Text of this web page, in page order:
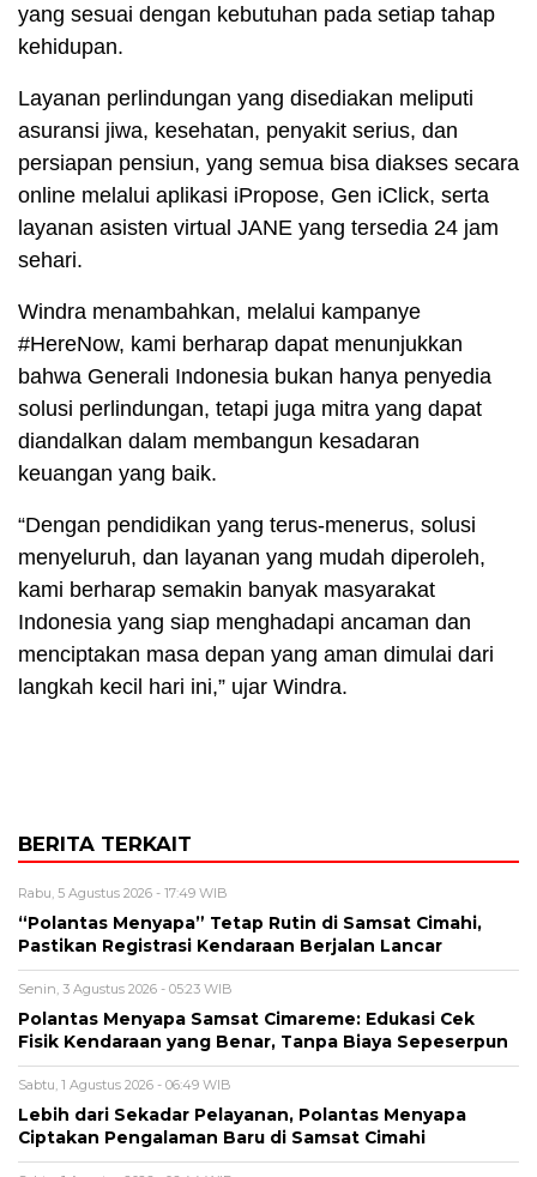
yang sesuai dengan kebutuhan pada setiap tahap
kehidupan.
Layanan perlindungan yang disediakan meliputi
asuransi jiwa, kesehatan, penyakit serius, dan
persiapan pensiun, yang semua bisa diakses secara
online melalui aplikasi iPropose, Gen iClick, serta
layanan asisten virtual JANE yang tersedia 24 jam
sehari.
Windra menambahkan, melalui kampanye
#HereNow, kami berharap dapat menunjukkan
bahwa Generali Indonesia bukan hanya penyedia
solusi perlindungan, tetapi juga mitra yang dapat
diandalkan dalam membangun kesadaran
keuangan yang baik.
“Dengan pendidikan yang terus-menerus, solusi
menyeluruh, dan layanan yang mudah diperoleh,
kami berharap semakin banyak masyarakat
Indonesia yang siap menghadapi ancaman dan
menciptakan masa depan yang aman dimulai dari
langkah kecil hari ini,” ujar Windra.
BERITA TERKAIT
Rabu, 5 Agustus 2026 - 17:49 WIB
“Polantas Menyapa” Tetap Rutin di Samsat Cimahi,
Pastikan Registrasi Kendaraan Berjalan Lancar
Senin, 3 Agustus 2026 - 05:23 WIB
Polantas Menyapa Samsat Cimareme: Edukasi Cek
Fisik Kendaraan yang Benar, Tanpa Biaya Sepeserpun
Sabtu, 1 Agustus 2026 - 06:49 WIB
Lebih dari Sekadar Pelayanan, Polantas Menyapa
Ciptakan Pengalaman Baru di Samsat Cimahi